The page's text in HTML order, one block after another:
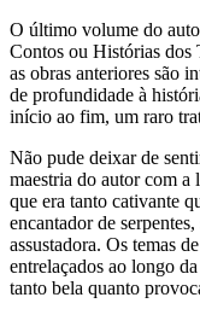
O último volume do
Contos ou Histórias dos
as obras anteriores são
de profundidade à
início ao fim, um raro
Não pude deixar de
maestria do autor com a
que era tanto cativante
encantador de
assustadora. Os temas
entrelaçados ao longo
tanto bela quanto